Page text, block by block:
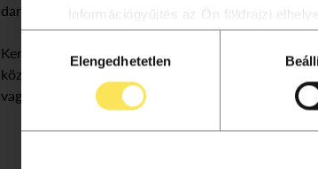
Információgyűjtés az Ön földrajzi
Az Ön készülékén beazonosítása
többet személyes adatainak feldolgozási
módosíthatja vagy visszavonhatja a
biztosításához, valamint
kiválasztásaElengedhetetlen
darabot rögzítettek fel az épület.
Keressetek magyar népi motívumot a pixelek
között, fotózzátok le, és tegyétek ki Facebook-ra,
vagy Instára #Néprajzimuzeum hashtaggel ellátva!